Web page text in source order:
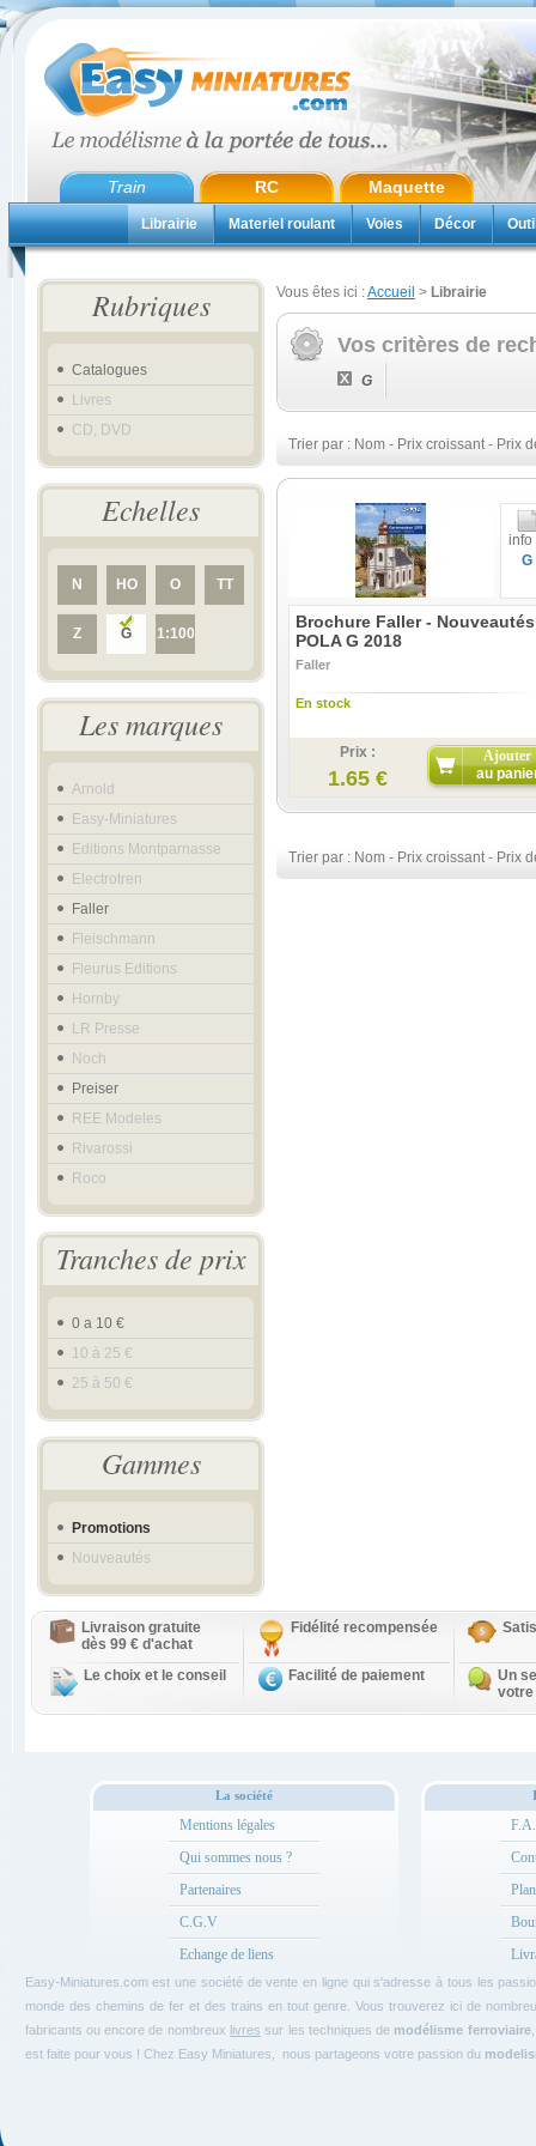
Train RC Maquette
Librairie Materiel roulant Voies Décor
Rubriques
Catalogues
Livres
CD, DVD
Echelles
N HO O TT
Z G 1:100
Les marques
Arnold
Easy-Miniatures
Editions Montparnasse
Electrotren
Faller
Fleischmann
Fleurus Editions
Hornby
LR Presse
Noch
Preiser
REE Modeles
Rivarossi
Roco
Tranches de prix
0 a 10 €
10 à 25 €
25 à 50 €
Gammes
Promotions
Nouveautés
Vous êtes ici :Accueil > Librairie
Vos critères de
G
Trier par : Nom - Prix croissant- Prix
info
G
Brochure Faller - Nouveautés
POLA G 2018
Faller
En stock
Prix :
1.65 €
Ajouter
au
Trier par : Nom - Prix croissant- Prix
Livraison gratuite
dès 99 € d'achat
Fidélité recompensée
Le choix et le conseil Facilité de paiement
Un
votre
La société
Mentions légales
Qui sommes nous ?
Partenaires
C.G.V
Echange de liens
Easy-Miniatures.com est une société de vente en ligne qui s'adresse à tous les
monde des chemins de fer et des trains en tout genre. Vous trouverez ici de
fabricants ou encore de nombreux livres sur les techniques de modélisme ferroviaire
est faite pour vous ! Chez Easy Miniatures, nous partageons votre passion du